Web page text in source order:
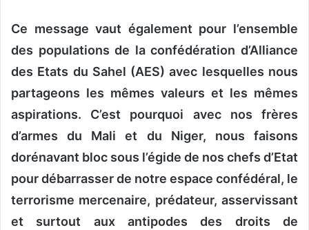
Ce message vaut également pour l’ensemble
des populations de la confédération d’Alliance
des Etats du Sahel (AES) avec lesquelles nous
partageons les mêmes valeurs et les mêmes
aspirations. C’est pourquoi avec nos frères
d’armes du Mali et du Niger, nous faisons
dorénavant bloc sous l’égide de nos chefs d’Etat
pour débarrasser de notre espace confédéral, le
terrorisme mercenaire, prédateur, asservissant
et surtout aux antipodes des droits de